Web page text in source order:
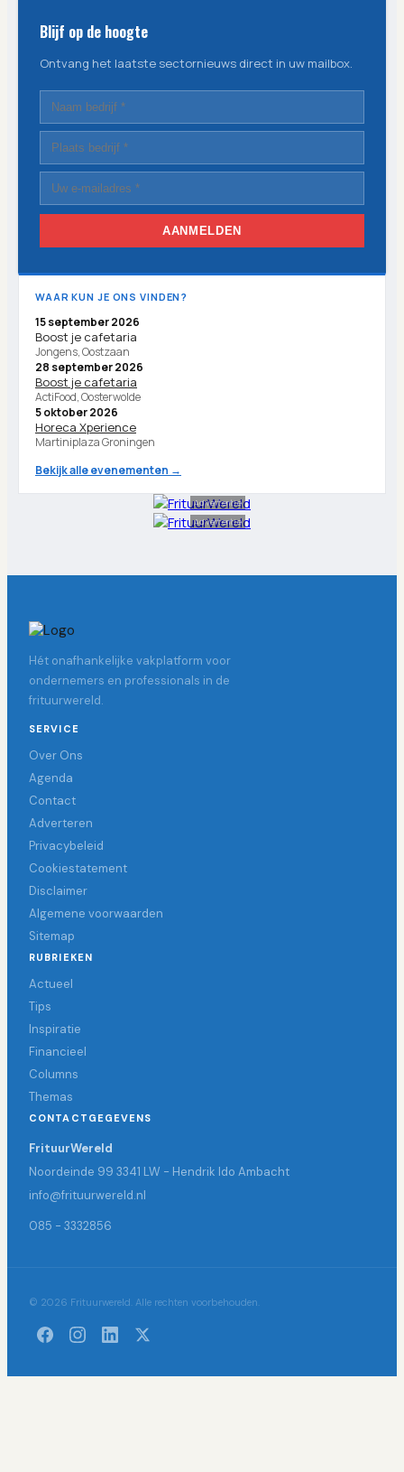
Blijf op de hoogte
Ontvang het laatste sectornieuws direct in uw mailbox.
AANMELDEN
WAAR KUN JE ONS VINDEN?
15 september 2026
Boost je cafetaria
Jongens, Oostzaan
28 september 2026
Boost je cafetaria
ActiFood, Oosterwolde
5 oktober 2026
Horeca Xperience
Martiniplaza Groningen
Bekijk alle evenementen →
Advertentie
Advertentie
Hét onafhankelijke vakplatform voor
ondernemers en professionals in de
frituurwereld.
SERVICE
Over Ons
Agenda
Contact
Adverteren
Privacybeleid
Cookiestatement
Disclaimer
Algemene voorwaarden
Sitemap
RUBRIEKEN
Actueel
Tips
Inspiratie
Financieel
Columns
Themas
CONTACTGEGEVENS
FrituurWereld
Noordeinde 99 3341 LW - Hendrik Ido Ambacht
info@frituurwereld.nl
085 - 3332856
© 2026 Frituurwereld. Alle rechten voorbehouden.